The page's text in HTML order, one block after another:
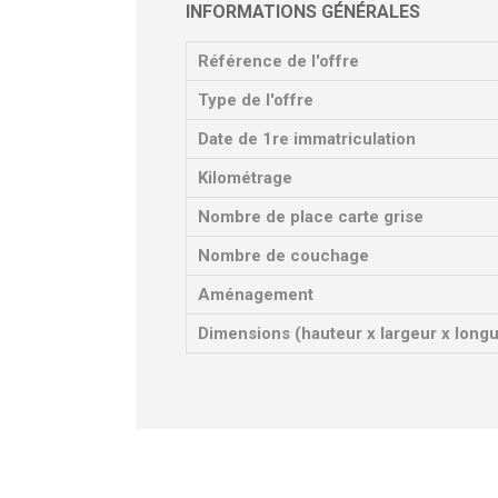
INFORMATIONS GÉNÉRALES
Référence de l'offre
Type de l'offre
Date de 1re immatriculation
Kilométrage
Nombre de place carte grise
Nombre de couchage
Aménagement
Dimensions (hauteur x largeur x